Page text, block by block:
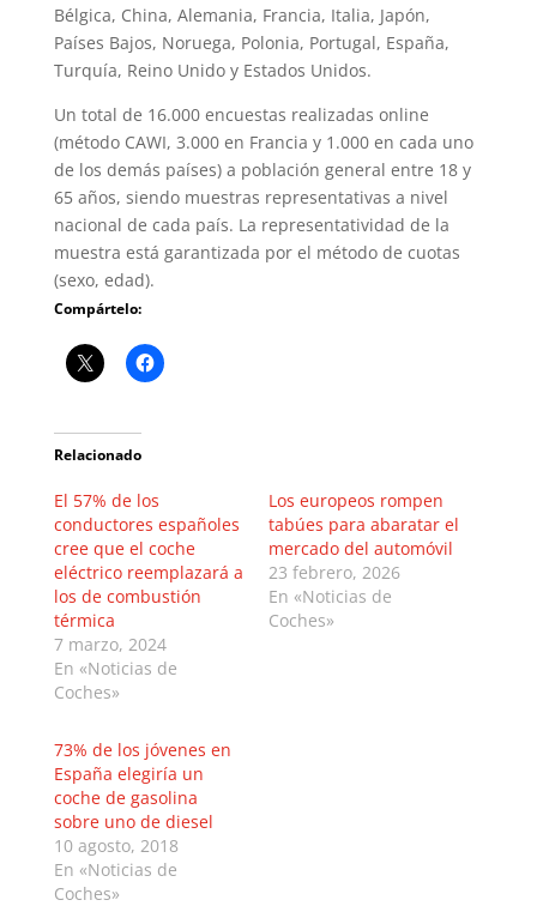
Bélgica, China, Alemania, Francia, Italia, Japón,
Países Bajos, Noruega, Polonia, Portugal, España,
Turquía, Reino Unido y Estados Unidos.
Un total de 16.000 encuestas realizadas online
(método CAWI, 3.000 en Francia y 1.000 en cada uno
de los demás países) a población general entre 18 y
65 años, siendo muestras representativas a nivel
nacional de cada país. La representatividad de la
muestra está garantizada por el método de cuotas
(sexo, edad).
Compártelo:
Relacionado
El 57% de los
conductores españoles
cree que el coche
eléctrico reemplazará a
los de combustión
térmica
7 marzo, 2024
En «Noticias de
Coches»
Los europeos rompen
tabúes para abaratar el
mercado del automóvil
23 febrero, 2026
En «Noticias de
Coches»
73% de los jóvenes en
España elegiría un
coche de gasolina
sobre uno de diesel
10 agosto, 2018
En «Noticias de
Coches»